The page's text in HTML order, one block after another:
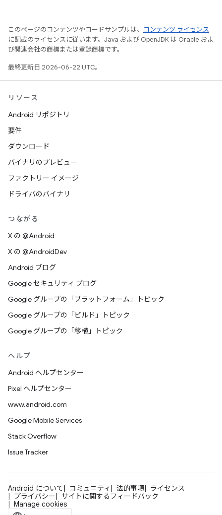
このページのコンテンツやコードサンプルは、
コンテンツ ライセンス
に記載のライセンスに従います。Java および OpenJDK は Oracle およ
び関連会社の商標または登録商標です。
最終更新日 2026-06-22 UTC。
リソース
Android リポジトリ
要件
ダウンロード
バイナリのプレビュー
ファクトリー イメージ
ドライバのバイナリ
つながる
X の @Android
X の @AndroidDev
Android ブログ
Google セキュリティ ブログ
Google グループの「プラットフォーム」トピック
Google グループの「ビルド」トピック
Google グループの「移植」トピック
ヘルプ
Android ヘルプセンター
Pixel ヘルプセンター
www.android.com
Google Mobile Services
Stack Overflow
Issue Tracker
Android について コミュニティ 法的事項
ライセンス
プライバシー
サイトに関するフィードバック
Manage cookies